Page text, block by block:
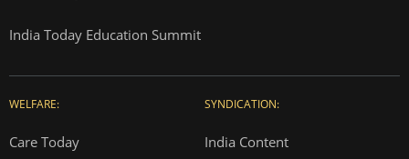
India Today Education Summit
WELFARE:
Care Today
SYNDICATION:
India Content